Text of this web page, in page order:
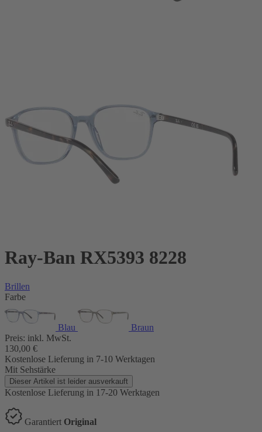
Ray-Ban RX5393 8228
Brillen
Farbe
Blau
Braun
Preis: inkl. MwSt.
130,00 €
Kostenlose Lieferung in 7-10 Werktagen
Mit Sehstärke
Dieser Artikel ist leider ausverkauft
Kostenlose Lieferung in 17-20 Werktagen
Garantiert Original